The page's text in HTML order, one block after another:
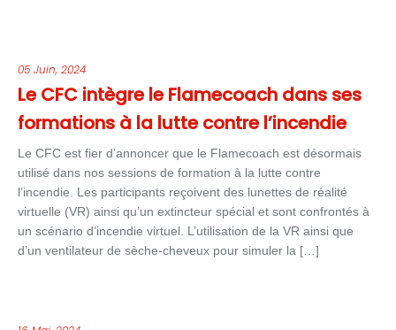
05 Juin, 2024
Le CFC intègre le Flamecoach dans ses
formations à la lutte contre l’incendie
Le CFC est fier d’annoncer que le Flamecoach est désormais
utilisé dans nos sessions de formation à la lutte contre
l’incendie. Les participants reçoivent des lunettes de réalité
virtuelle (VR) ainsi qu’un extincteur spécial et sont confrontés à
un scénario d’incendie virtuel. L’utilisation de la VR ainsi que
d’un ventilateur de sèche-cheveux pour simuler la […]